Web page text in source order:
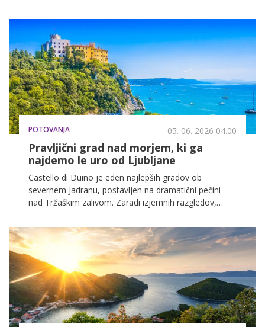
jemajoče neokrnjene narave.
POTOVANJA 05. 06. 2026 04.00
Pravljični grad nad morjem, ki ga
najdemo le uro od Ljubljane
Castello di Duino je eden najlepših gradov ob
severnem Jadranu, postavljen na dramatični pečini
nad Tržaškim zalivom. Zaradi izjemnih razgledov,
za enodnevni izlet.